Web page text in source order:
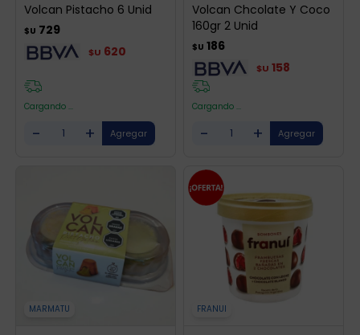
Volcan Pistacho 6 Unid
$U 729
$U 620
Cargando ...
- +
Volcan Chcolate Y Coco
160gr 2 Unid
$U 186
$U 158
Cargando ...
- +
MARMATU FRANUI